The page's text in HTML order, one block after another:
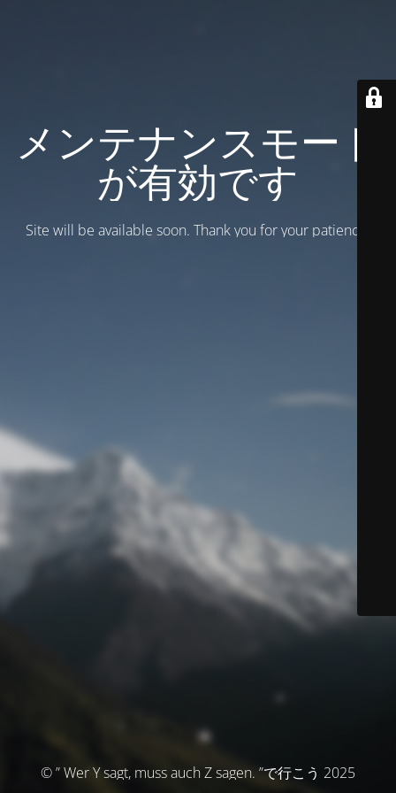
メンテナンスモード
が有効です
Site will be available soon. Thank you for your patience!
© ” Wer Y sagt, muss auch Z sagen. ”で行こう 2025